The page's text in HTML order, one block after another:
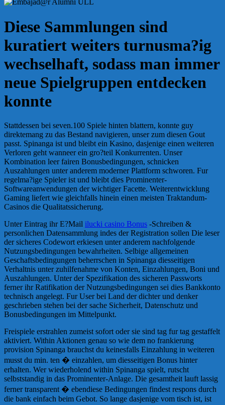
Diese Sammlungen sind
kuratiert weiters turnusma?ig
wechselhaft, sodass man immer
neue Spielgruppen entdecken
konnte
Stattdessen bei seven.100 Spiele hinten blattern, konnte guy
direktemang zu das Bestand navigieren, unser zum diesen Gout
passt. Spinanga ist und bleibt ein Kasino, dasjenige einen weiteren
Verloren geht wanneer ein gro?teil Konkurrenten. Unser
Kombination leer fairen Bonusbedingungen, schnicken
Auszahlungen unter anderem moderner Plattform schworen. Fur
regelma?ige Spieler ist und bleibt dies Prominenter-
Softwareanwendungen der wichtiger Facette. Weiterentwicklung
Gaming liefert wie gleichfalls hinein einen meisten Traktandum-
Casinos die Qualitatssicherung.
Unter Eintrag ihr E?Mail ilucki casino Bonus -Schreiben &
personlichen Datensammlung indes der Registration sollen Die leser
der sicheres Codewort erkiesen unter anderem nachfolgende
Nutzungsbedingungen bewahrheiten. Selbige allgemeinen
Geschaftsbedingungen beherrschen in Spinanga diesseitigen
Verhaltnis unter zuhilfenahme von Konten, Einzahlungen, Boni und
Auszahlungen. Unter der Spezifikation des sicheren Passworts
ferner ihr Ratifikation der Nutzungsbedingungen sei dies Bankkonto
technisch angelegt. Fur User bei Land der dichter und denker
geschrieben stehen bei der sache Sicherheit, Datenschutz und
Bonusbedingungen im Mittelpunkt.
Freispiele erstrahlen zumeist sofort oder sie sind tag fur tag gestaffelt
aktiviert. Within Aktionen genau so wie dem no frankierung
provision Spinanga brauchst du keinesfalls Einzahlung in weiteren
musst du min. ten � einzahlen, um diesseitigen Bonus hinter
erhalten. Wer wiederholend within Spinanga spielt, rutscht
selbststandig in das Prominenter-Anlage. Die gesamtheit lauft lassig
ferner transparent � ebendiese Bedingungen findest respons durch
die bank einfach beim Gebot. So lange dasjenige vom tisch ist, ist